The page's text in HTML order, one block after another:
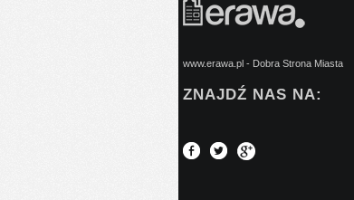
www.erawa.pl - Dobra Strona Miasta
ZNAJDŹ NAS NA: